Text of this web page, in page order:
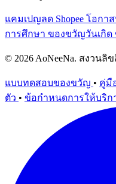
แคมเปญลด Shopee โอกาส
การศึกษา ของขวัญวันเกิด
© 2026 AoNeeNa. สงวนลิ
แบบทดสอบของขวัญ • คู่มื
ตัว • ข้อกำหนดการให้บริก